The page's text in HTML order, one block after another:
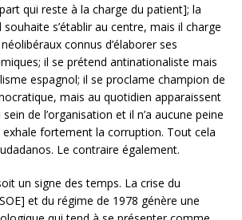
qui reste à la charge du patient]; la
s’établir au centre, mais il charge
connus d’élaborer ses
il se prétend antinationaliste mais
espagnol; il se proclame champion de
mais au quotidien apparaissent
de l’organisation et il n’a aucune peine
exhale fortement la corruption. Tout cela
Le contraire également.
un signe des temps. La crise du
et du régime de 1978 génère une